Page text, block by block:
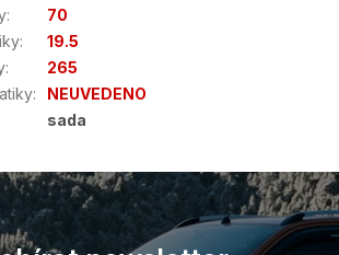
:
70
:
19.5
:
265
:
NEUVEDENO
sada